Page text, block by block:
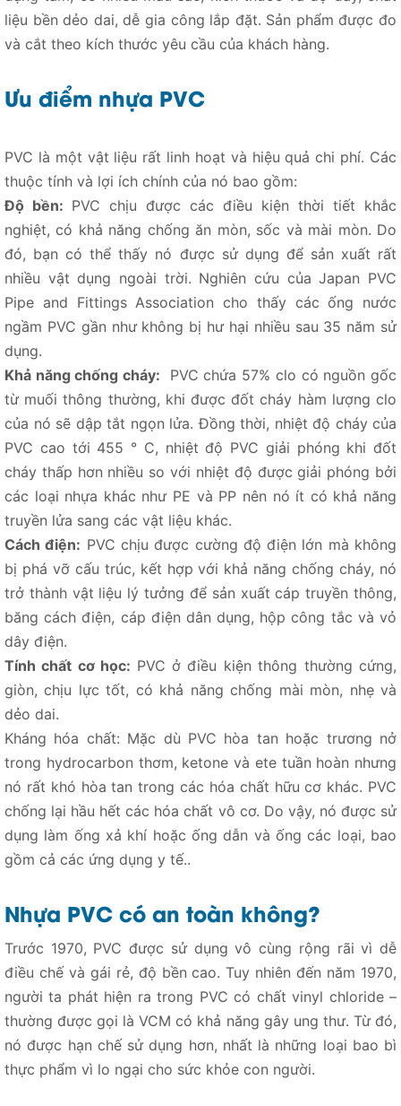
liệu bền dẻo dai, dễ gia công lắp đặt. Sản phẩm được đo
và cắt theo kích thước yêu cầu của khách hàng.
Ưu điểm nhựa PVC
PVC là một vật liệu rất linh hoạt và hiệu quả chi phí. Các
thuộc tính và lợi ích chính của nó bao gồm:
Độ bền: PVC chịu được các điều kiện thời tiết khắc
nghiệt, có khả năng chống ăn mòn, sốc và mài mòn. Do
đó, bạn có thể thấy nó được sử dụng để sản xuất rất
nhiều vật dụng ngoài trời. Nghiên cứu của Japan PVC
Pipe and Fittings Association cho thấy các ống nước
ngầm PVC gần như không bị hư hại nhiều sau 35 năm sử
dụng.
Khả năng chống cháy:
PVC chứa 57% clo có nguồn gốc
từ muối thông thường, khi được đốt cháy hàm lượng clo
của nó sẽ dập tắt ngọn lửa. Đồng thời, nhiệt độ cháy của
PVC cao tới 455 ° C, nhiệt độ PVC giải phóng khi đốt
cháy thấp hơn nhiều so với nhiệt độ được giải phóng bởi
các loại nhựa khác như PE và PP nên nó ít có khả năng
truyền lửa sang các vật liệu khác.
Cách điện: PVC chịu được cường độ điện lớn mà không
bị phá vỡ cấu trúc, kết hợp với khả năng chống cháy, nó
trở thành vật liệu lý tưởng để sản xuất cáp truyền thông,
băng cách điện, cáp điện dân dụng, hộp công tắc và vỏ
dây điện.
Tính chất cơ học: PVC ở điều kiện thông thường cứng,
giòn, chịu lực tốt, có khả năng chống mài mòn, nhẹ và
dẻo dai.
Kháng hóa chất: Mặc dù PVC hòa tan hoặc trương nở
trong hydrocarbon thơm, ketone và ete tuần hoàn nhưng
nó rất khó hòa tan trong các hóa chất hữu cơ khác. PVC
chống lại hầu hết các hóa chất vô cơ. Do vậy, nó được sử
dụng làm ống xả khí hoặc ống dẫn và ống các loại, bao
gồm cả các ứng dụng y tế..
Nhựa PVC có an toàn không?
Trước 1970, PVC được sử dụng vô cùng rộng rãi vì dễ
điều chế và gái rẻ, độ bền cao. Tuy nhiên đến năm 1970,
người ta phát hiện ra trong PVC có chất vinyl chloride –
thường được gọi là VCM có khả năng gây ung thư. Từ đó,
nó được hạn chế sử dụng hơn, nhất là những loại bao bì
thực phẩm vì lo ngại cho sức khỏe con người.